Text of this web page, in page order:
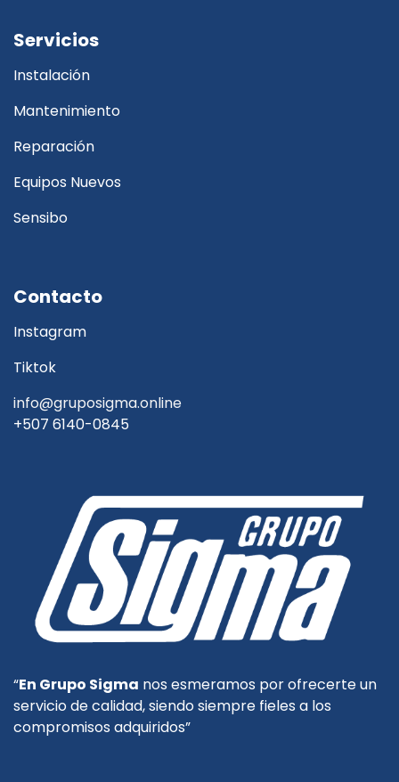
Servicios
Instalación
Mantenimiento
Reparación
Equipos Nuevos
Sensibo
Contacto
Instagram
Tiktok
info@gruposigma.online
+507 6140-0845
“En Grupo Sigma nos esmeramos por ofrecerte un
servicio de calidad, siendo siempre fieles a los
compromisos adquiridos”